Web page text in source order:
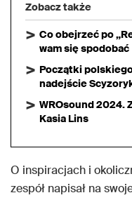
Zobacz także
Co obejrzeć po
wam się spodobać
Początki
nadejście
WROsound 2024.
Kasia Lins
O inspiracjach i
zespół napisał na